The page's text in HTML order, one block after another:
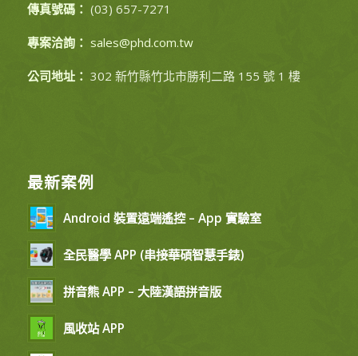
傳真號碼： (03) 657-7271
專案洽詢： sales@phd.com.tw
公司地址： 302 新竹縣竹北市勝利二路 155 號 1 樓
最新案例
Android 裝置遠端遙控 – App 實驗室
全民醫學 APP (串接華碩智慧手錶)
拼音熊 APP – 大陸漢語拼音版
風收站 APP